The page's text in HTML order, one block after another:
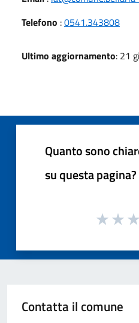
Telefono :0541.343808
Ultimo aggiornamento: 21
Quanto sono
su questa pagina?
Contatta il comune